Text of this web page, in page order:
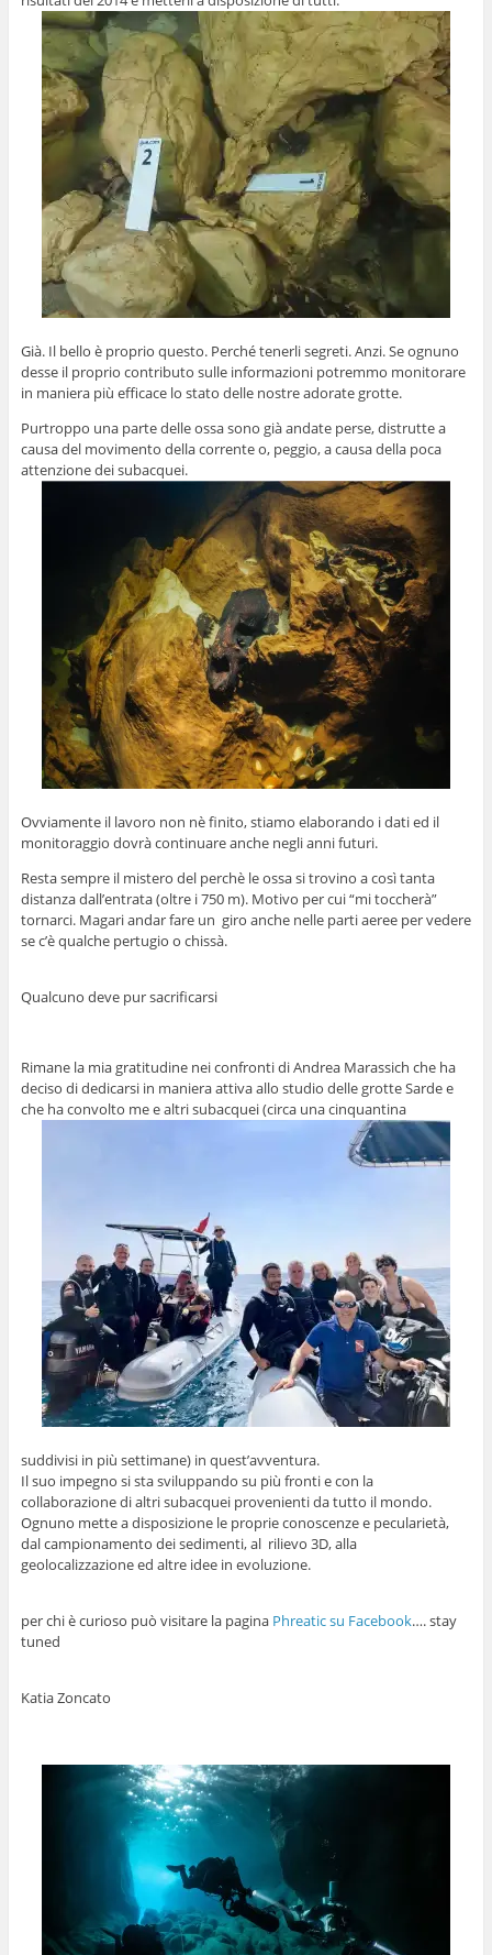
Già. Il bello è proprio questo. Perché tenerli segreti. Anzi. Se ognuno
desse il proprio contributo sulle informazioni potremmo monitorare
in maniera più efficace lo stato delle nostre adorate grotte.
Purtroppo una parte delle ossa sono già andate perse, distrutte a
causa del movimento della corrente o, peggio, a causa della poca
attenzione dei subacquei.
Ovviamente il lavoro non nè finito, stiamo elaborando i dati ed il
monitoraggio dovrà continuare anche negli anni futuri.
Resta sempre il mistero del perchè le ossa si trovino a così tanta
distanza dall’entrata (oltre i 750 m). Motivo per cui “mi toccherà”
tornarci. Magari andar fare un giro anche nelle parti aeree per vedere
se c’è qualche pertugio o chissà.
Qualcuno deve pur sacrificarsi
Rimane la mia gratitudine nei confronti di Andrea Marassich che ha
deciso di dedicarsi in maniera attiva allo studio delle grotte Sarde e
che ha convolto me e altri subacquei (circa una cinquantina
suddivisi in più settimane) in quest’avventura.
Il suo impegno si sta sviluppando su più fronti e con la
collaborazione di altri subacquei provenienti da tutto il mondo.
Ognuno mette a disposizione le proprie conoscenze e pecularietà,
dal campionamento dei sedimenti, al rilievo 3D, alla
geolocalizzazione ed altre idee in evoluzione.
per chi è curioso può visitare la pagina Phreatic su Facebook…. stay
tuned
Katia Zoncato